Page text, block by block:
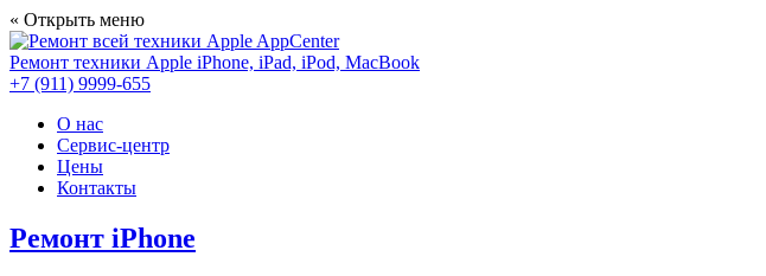
« Открыть меню
AppCenter
Ремонт техники Apple iPhone, iPad, iPod, MacBook
+7 (911) 9999-655
О нас
Сервис-центр
Цены
Контакты
Ремонт iPhone